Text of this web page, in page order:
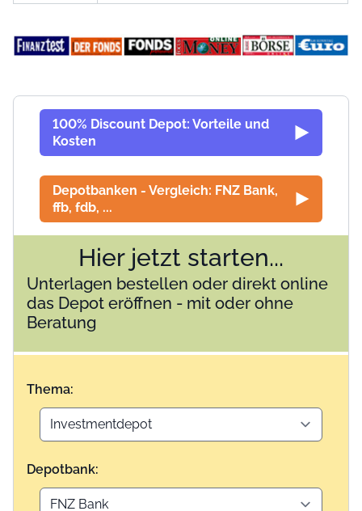
100% Discount Depot: Vorteile und
Kosten
Depotbanken - Vergleich: FNZ Bank,
ffb, fdb, ...
Hier jetzt starten...
Unterlagen bestellen oder direkt online
das Depot eröffnen - mit oder ohne
Beratung
Thema:
Depotbank: